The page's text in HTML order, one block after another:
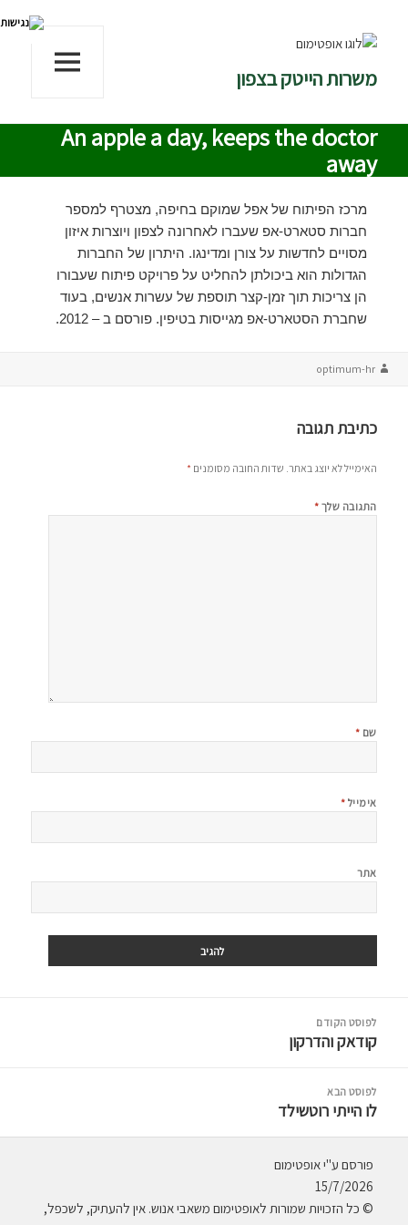
משרות הייטק בצפון
An apple a day, keeps the doctor
away
מרכז הפיתוח של אפל שמוקם בחיפה, מצטרף למספר
חברות סטארט-אפ שעברו לאחרונה לצפון ויוצרות איזון
מסויים לחדשות על צורן ומדינגו. היתרון של החברות
הגדולות הוא ביכולתן להחליט על פרויקט פיתוח שעבורו
הן צריכות תוך זמן-קצר תוספת של עשרות אנשים, בעוד
שחברת הסטארט-אפ מגייסות בטיפין. פורסם ב – 2012.
מחבר
optimum-hr
כתיבת תגובה
האימייל לא יוצג באתר. שדות החובה מסומנים *
התגובה שלך *
שם *
אימייל *
אתר
לפוסט הקודם
לפוסט
קודאק והדרקון
לפוסט הבא
לפוסט
לו הייתי רוטשילד
פורסם ע"י אופטימום
15/7/2026
© כל הזכויות שמורות לאופטימום משאבי אנוש. אין להעתיק, לשכפל,